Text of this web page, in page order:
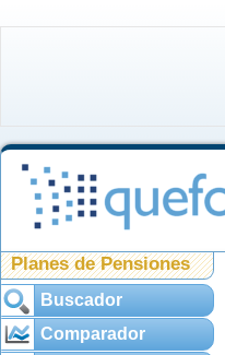
Planes de Pensiones
Buscador
Comparador